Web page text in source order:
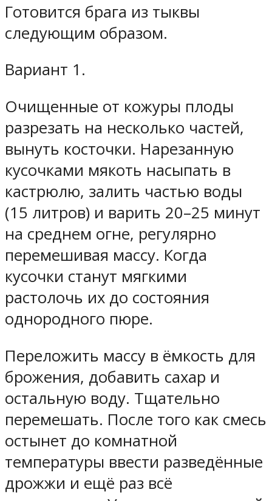
Готовится брага из тыквы
следующим образом.
Вариант 1.
Очищенные от кожуры плоды
разрезать на несколько частей,
вынуть косточки. Нарезанную
кусочками мякоть насыпать в
кастрюлю, залить частью воды
(15 литров) и варить 20–25 минут
на среднем огне, регулярно
перемешивая массу. Когда
кусочки станут мягкими
растолочь их до состояния
однородного пюре.
Переложить массу в ёмкость для
брожения, добавить сахар и
остальную воду. Тщательно
перемешать. После того как смесь
остынет до комнатной
температуры ввести разведённые
дрожжи и ещё раз всё